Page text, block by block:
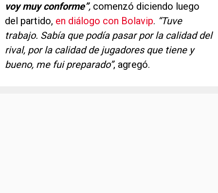
voy muy conforme”, comenzó diciendo luego
del partido, en diálogo con Bolavip. “Tuve
trabajo. Sabía que podía pasar por la calidad del
rival, por la calidad de jugadores que tiene y
bueno, me fui preparado”, agregó.